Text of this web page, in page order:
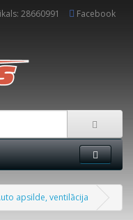
28660991 Facebook
apsilde, ventilācija